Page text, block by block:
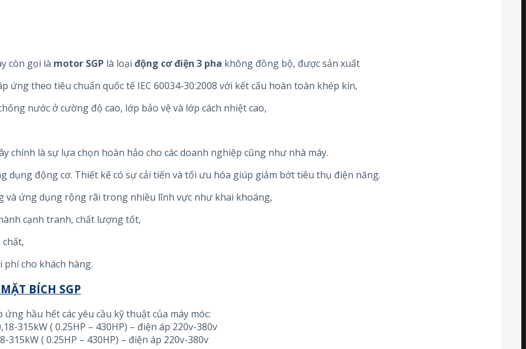
còn gọi là motor SGP là loại động cơ điện 3 pha không đồng bộ, được sản xuất
ứng theo tiêu chuẩn quốc tế IEC 60034-30:2008 với kết cấu hoàn toàn khép kín,
nước ở cường độ cao, lớp bảo vệ và lớp cách nhiệt cao,
chính là sự lựa chọn hoàn hảo cho các doanh nghiệp cũng như nhà máy.
dụng động cơ. Thiết kế có sự cải tiến và tối ưu hóa giúp giảm bớt tiêu thụ điện năng.
và ứng dụng rộng rãi trong nhiều lĩnh vực như khai khoáng,
cạnh tranh, chất lượng tốt,
cho khách hàng.
BÍCH SGP
hầu hết các yêu cầu kỹ thuật của máy móc:
315kW ( 0.25HP – 430HP) – điện áp 220v-380v
( 0.25HP – 430HP) – điện áp 220v-380v